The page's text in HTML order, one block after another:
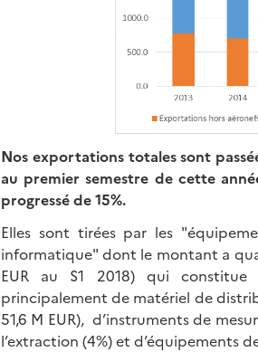
Nos exportations totales sont
au premier semestre de cette
progressé de 15%.
Elles sont tirées par les
informatique" dont le montant a
EUR au S1 2018) qui
principalement de matériel de
51,6 M EUR), d’instruments de
l’extraction (4%) et d’équipements